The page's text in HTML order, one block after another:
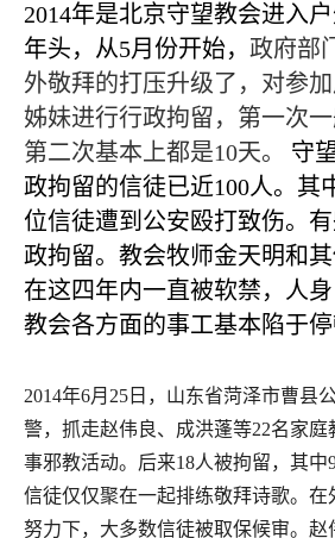
2014年是北京守望教会进入
年头，从5月份开始， 政府部
外敬拜的打压升级了，对参
姊妹进行行政拘留，第一次
第二次基本上都是10天。 守
政拘留的信徒已近100人。其
位信徒遭到公安殴打致伤。
政拘留。教会牧师金天明和
在这四年内一直被软禁，人身
教会各方面的事工基本陷于停
2014年6月 25 日，山东省菏泽市曹县
警，抓走赵伟良、成洪蓬等22名家庭
事邪教活动。后来18人被拘留，其中
信徒仅仅聚在一起排练敬拜诗歌。在
努力下，大多数信徒被取保候审。赵